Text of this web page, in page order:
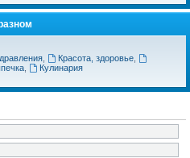
, Красота, здоровье,
,
Кулинария